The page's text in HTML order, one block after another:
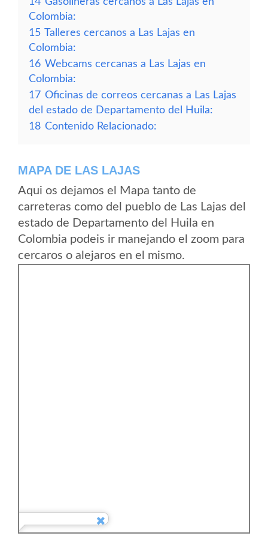
Colombia:
15 Talleres cercanos a Las Lajas en
Colombia:
16 Webcams cercanas a Las Lajas en
Colombia:
17 Oficinas de correos cercanas a Las Lajas
del estado de Departamento del Huila:
18 Contenido Relacionado:
MAPA DE LAS LAJAS
Aqui os dejamos el Mapa tanto de
carreteras como del pueblo de Las Lajas del
estado de Departamento del Huila en
Colombia podeis ir manejando el zoom para
cercaros o alejaros en el mismo.